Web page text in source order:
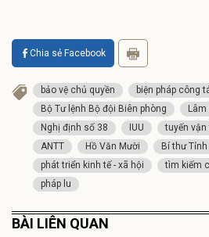
Chia sẻ Facebook
bảo vệ chủ quyền
biện pháp công
Bộ Tư lệnh Bộ đội Biên phòng
Nghị định số 38
IUU
tuyến vận
ANTT
Hồ Văn Mười Bí thư
phát triển kinh tế - xã hội
tìm kiếm
pháp lu
BÀI LIÊN QUAN